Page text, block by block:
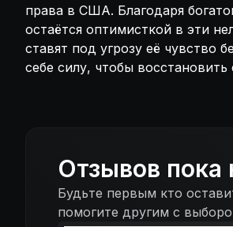
права в США. Благодаря
остаётся оптимисткой в эти
ставят под угрозу её чувство
себе силу, чтобы
Отзывов пока
Будьте первым кто
помогите другим с